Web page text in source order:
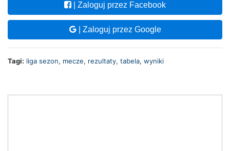
| Zaloguj przez Facebook
| Zaloguj przez Google
Tagi: liga sezon, mecze, rezultaty, tabela, wyniki